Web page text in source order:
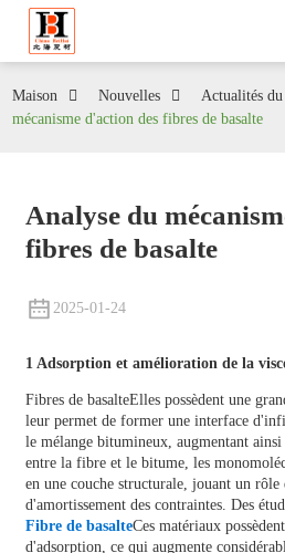
Maison Nouvelles Actualités du
mécanisme d'action des fibres de basalte
Analyse du
fibres de basalte
2025-01-24
1 Adsorption et amélioration de la
Fibres de basalteElles possèdent une
leur permet de former une interface
le mélange bitumineux, augmentant
entre la fibre et le bitume, les
en une couche structurale, jouant un rôle
d'amortissement des contraintes. Des
Fibre de basalteCes matériaux
d'adsorption, ce qui augmente